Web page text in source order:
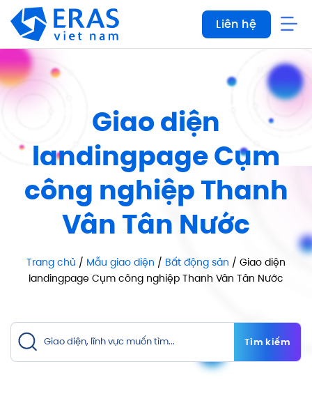
qua
dung
Liên hệ
Giao diện
landingpage Cụm
công nghiệp Thanh
Vân Tân Nước
Trang chủ / Mẫu giao diện / Bất động sản / Giao diện
landingpage Cụm công nghiệp Thanh Vân Tân Nước
Tìm kiếm